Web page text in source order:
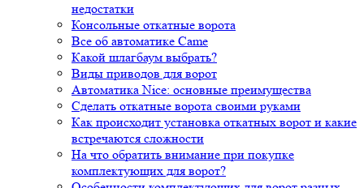
недостатки
Консольные откатные ворота
Все об автоматике Came
Какой шлагбаум выбрать?
Виды приводов для ворот
Автоматика Nice: основные преимущества
Сделать откатные ворота своими руками
Как происходит установка откатных ворот и какие
встречаются сложности
На что обратить внимание при покупке
комплектующих для ворот?